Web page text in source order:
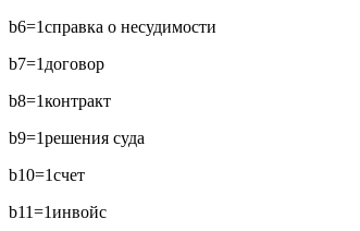
b6=1справка о несудимости
b7=1 договор
b8=1контракт
b9=1решения суда
b10=1счет
b11=1инвойс